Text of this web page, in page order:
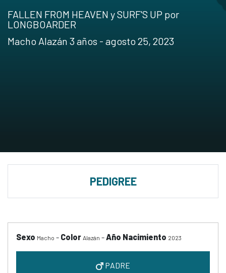
FALLEN FROM HEAVEN y SURF'S UP por
LONGBOARDER
Macho Alazán 3 años - agosto 25, 2023
PEDIGREE
Sexo Macho - Color Alazán -Año Nacimiento 2023
PADRE